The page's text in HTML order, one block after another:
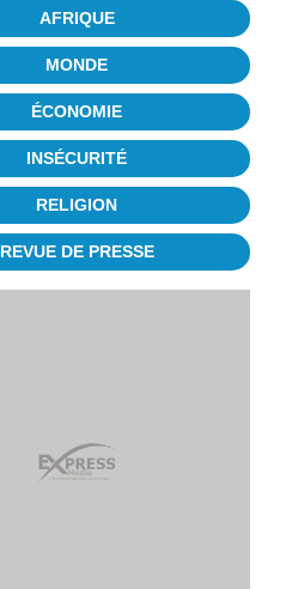
AFRIQUE
MONDE
ÉCONOMIE
INSÉCURITÉ
RELIGION
REVUE DE PRESSE